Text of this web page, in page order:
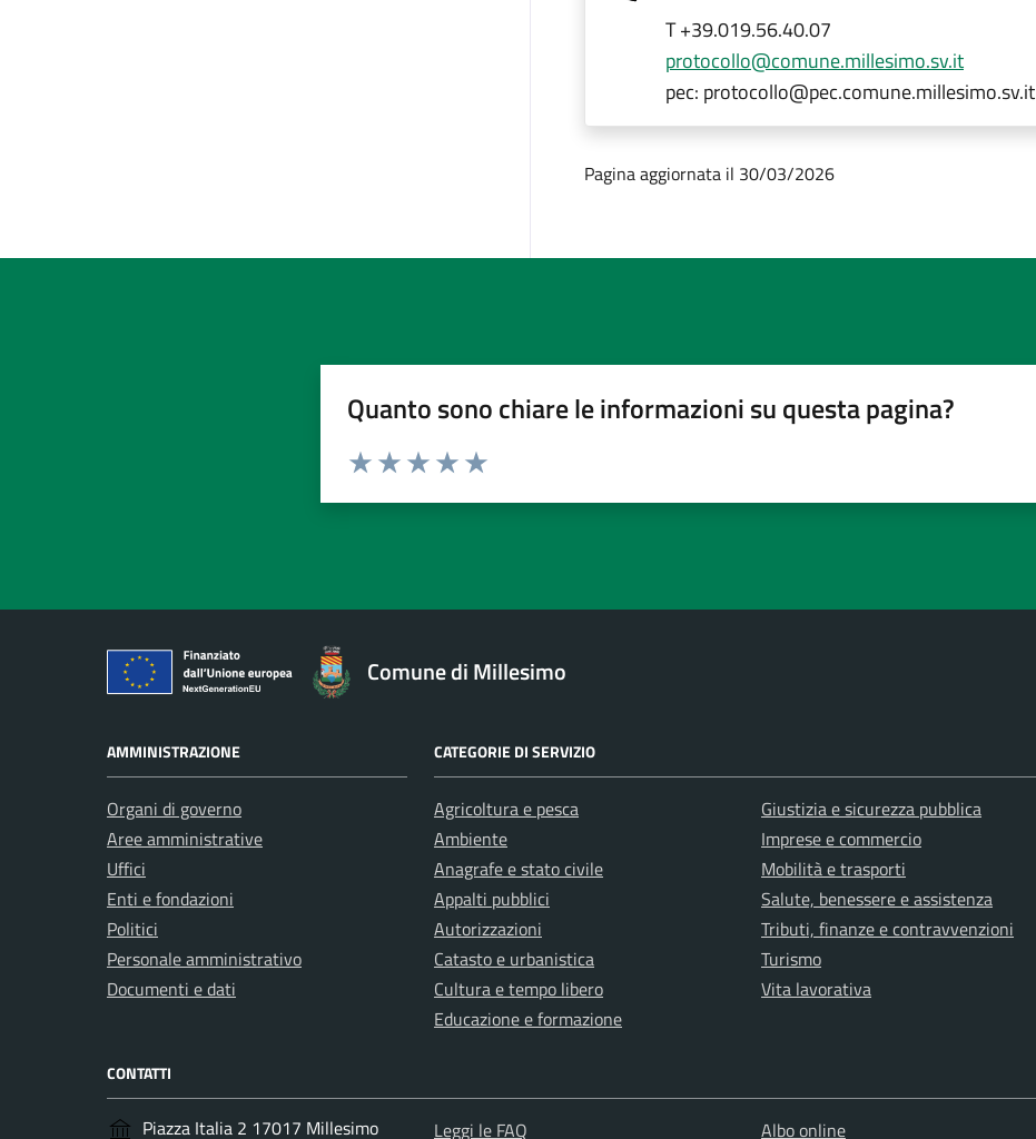
T +39.019.56.40.07
protocollo@comune.millesimo.sv.it
pec: protocollo@pec.comune.millesimo.sv.it
Pagina aggiornata il 30/03/2026
Quanto sono chiare le informazioni su questa pagina?
Valuta da 1 a 5 stelle la pagina
Comune di Millesimo
AMMINISTRAZIONE
Organi di governo
Aree amministrative
Uffici
Enti e fondazioni
Politici
Personale amministrativo
Documenti e dati
CATEGORIE DI SERVIZIO
Agricoltura e pesca
Ambiente
Anagrafe e stato civile
Appalti pubblici
Autorizzazioni
Catasto e urbanistica
Cultura e tempo libero
Educazione e formazione
Giustizia e sicurezza pubblica
Imprese e commercio
Mobilità e trasporti
Salute, benessere e assistenza
Tributi, finanze e contravvenzioni
Turismo
Vita lavorativa
CONTATTI
Piazza Italia 2 17017 Millesimo Leggi le FAQ Albo online